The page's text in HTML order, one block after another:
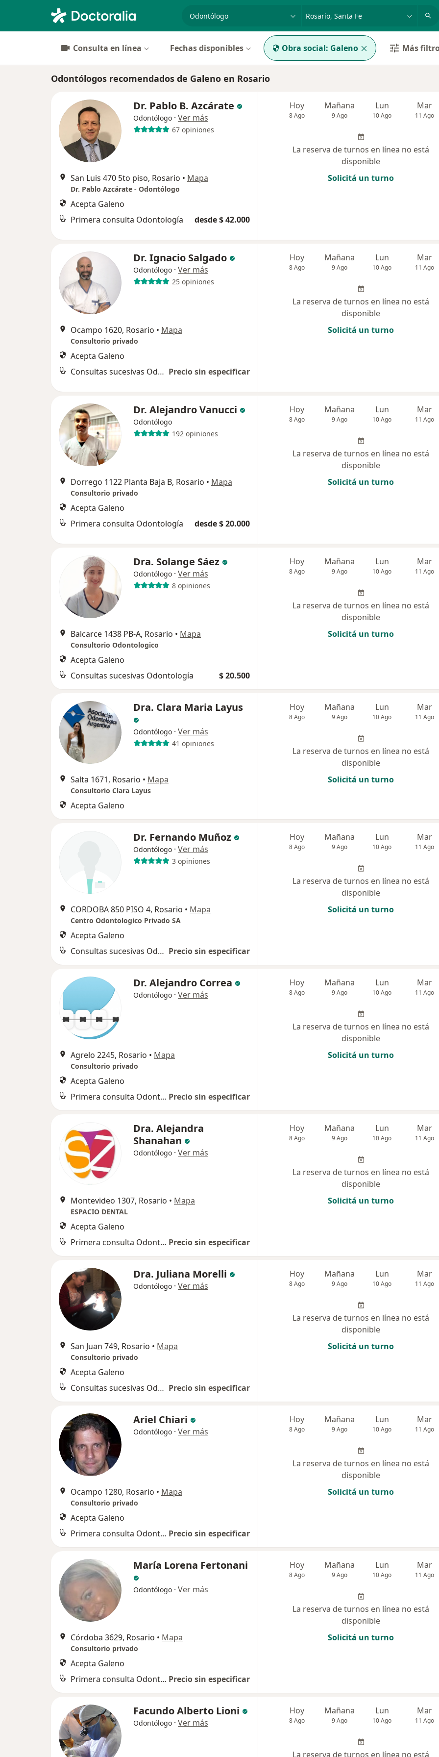
especialidad, enfermedad o nombre
Consulta en línea Fechas disponibles Obra social: Galeno Más
Odontólogos recomendados de Galeno en Rosario
Dr. Pablo B. Azcárate
Odontólogo · Ver más
67 opiniones
San Luis 470 5to piso, Rosario • Mapa
Dr. Pablo Azcárate - Odontólogo
Acepta Galeno
Primera consulta Odontología
desde $ 42.000
Hoy
8 Ago
Mañana
9 Ago
Lun
10 Ago
Mar
11 Ago
La reserva de turnos en línea no está
disponible
Solicitá un turno
Dr. Ignacio Salgado
Odontólogo · Ver más
25 opiniones
Ocampo 1620, Rosario • Mapa
Consultorio privado
Acepta Galeno
Consultas sucesivas Odontología Precio sin especificar
Hoy
8 Ago
Mañana
9 Ago
Lun
10 Ago
Mar
11 Ago
La reserva de turnos en línea no está
disponible
Solicitá un turno
Dr. Alejandro Vanucci
Odontólogo
192 opiniones
Dorrego 1122 Planta Baja B, Rosario • Mapa
Consultorio privado
Acepta Galeno
Primera consulta Odontología
desde $ 20.000
Hoy
8 Ago
Mañana
9 Ago
Lun
10 Ago
Mar
11 Ago
La reserva de turnos en línea no está
disponible
Solicitá un turno
Dra. Solange Sáez
Odontólogo · Ver más
8 opiniones
Balcarce 1438 PB-A, Rosario • Mapa
Consultorio Odontologico
Acepta Galeno
Consultas sucesivas Odontología
$ 20.500
Hoy
8 Ago
Mañana
9 Ago
Lun
10 Ago
Mar
11 Ago
La reserva de turnos en línea no está
disponible
Solicitá un turno
Dra. Clara Maria Layus
Odontólogo · Ver más
41 opiniones
Salta 1671, Rosario • Mapa
Consultorio Clara Layus
Acepta Galeno
Hoy
8 Ago
Mañana
9 Ago
Lun
10 Ago
Mar
11 Ago
La reserva de turnos en línea no está
disponible
Solicitá un turno
Dr. Fernando Muñoz
Odontólogo · Ver más
3 opiniones
CORDOBA 850 PISO 4, Rosario • Mapa
Centro Odontologico Privado SA
Acepta Galeno
Consultas sucesivas Odontología Precio sin especificar
Hoy
8 Ago
Mañana
9 Ago
Lun
10 Ago
Mar
11 Ago
La reserva de turnos en línea no está
disponible
Solicitá un turno
Dr. Alejandro Correa
Odontólogo · Ver más
Agrelo 2245, Rosario • Mapa
Consultorio privado
Acepta Galeno
Primera consulta Odontología Precio sin especificar
Hoy
8 Ago
Mañana
9 Ago
Lun
10 Ago
Mar
11 Ago
La reserva de turnos en línea no está
disponible
Solicitá un turno
Dra. Alejandra
Shanahan
Odontólogo · Ver más
Montevideo 1307, Rosario • Mapa
ESPACIO DENTAL
Acepta Galeno
Primera consulta Odontología Precio sin especificar
Hoy
8 Ago
Mañana
9 Ago
Lun
10 Ago
Mar
11 Ago
La reserva de turnos en línea no está
disponible
Solicitá un turno
Dra. Juliana Morelli
Odontólogo · Ver más
San Juan 749, Rosario • Mapa
Consultorio privado
Acepta Galeno
Consultas sucesivas Odontología Precio sin especificar
Hoy
8 Ago
Mañana
9 Ago
Lun
10 Ago
Mar
11 Ago
La reserva de turnos en línea no está
disponible
Solicitá un turno
Ariel Chiari
Odontólogo · Ver más
Ocampo 1280, Rosario • Mapa
Consultorio privado
Acepta Galeno
Primera consulta Odontología Precio sin especificar
Hoy
8 Ago
Mañana
9 Ago
Lun
10 Ago
Mar
11 Ago
La reserva de turnos en línea no está
disponible
Solicitá un turno
María Lorena Fertonani
Odontólogo · Ver más
Córdoba 3629, Rosario • Mapa
Consultorio privado
Acepta Galeno
Primera consulta Odontología Precio sin especificar
Hoy
8 Ago
Mañana
9 Ago
Lun
10 Ago
Mar
11 Ago
La reserva de turnos en línea no está
disponible
Solicitá un turno
Facundo Alberto Lioni
Odontólogo · Ver más
Hoy
8 Ago
Mañana
9 Ago
Lun
10 Ago
Mar
11 Ago
La reserva de turnos en línea no está